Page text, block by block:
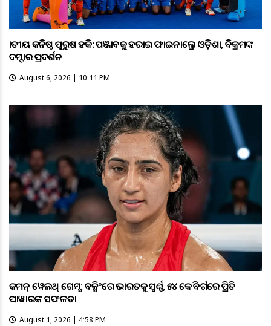
ଜାତୀୟ କନିଷ୍ଠ ପୁରୁଷ ହକି: ପଞ୍ଜାବକୁ ହରାଇ ଫାଇନାଲ୍ରେ ଓଡ଼ିଶା, ବିକ୍ରମଙ୍କ
ଦମ୍ଦାର ପ୍ରଦର୍ଶନ
August 6, 2026 | 10:11 PM
କମନ୍ ୱେଲଥ୍ ଗେମ୍ସ: ବକ୍ସିଂରେ ଭାରତକୁ ସ୍ବର୍ଣ୍ଣ, ୫୪ କେଜି ବର୍ଗରେ ପ୍ରିତି
ପାୱାରଙ୍କ ସଫଳତା
August 1, 2026 | 4:58 PM